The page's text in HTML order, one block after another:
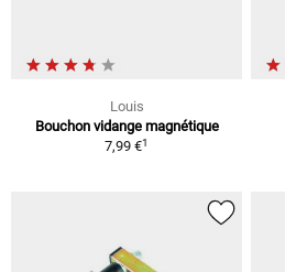
Louis
Bouchon vidange magnétique
7,99 €1